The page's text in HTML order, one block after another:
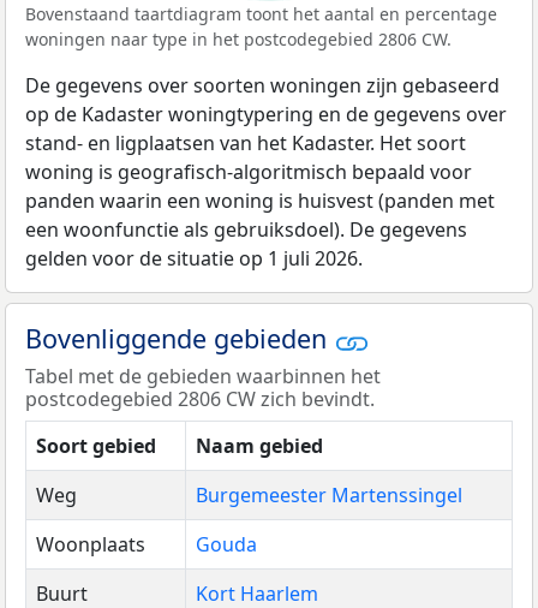
Bovenstaand taartdiagram toont het aantal en percentage
woningen naar type in het postcodegebied 2806 CW.
De gegevens over soorten woningen zijn gebaseerd
op de Kadaster woningtypering en de gegevens over
stand- en ligplaatsen van het Kadaster. Het soort
woning is geografisch-algoritmisch bepaald voor
panden waarin een woning is huisvest (panden met
een woonfunctie als gebruiksdoel). De gegevens
gelden voor de situatie op 1 juli 2026.
Bovenliggende gebieden
Tabel met de gebieden waarbinnen het
postcodegebied 2806 CW zich bevindt.
Soort gebied
Naam gebied
Weg
Burgemeester Martenssingel
Woonplaats
Gouda
Buurt
Kort Haarlem